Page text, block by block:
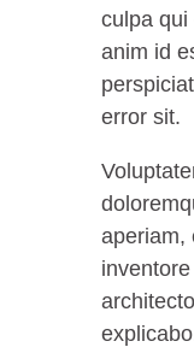
culpa qui
anim id
error sit.
aperiam,